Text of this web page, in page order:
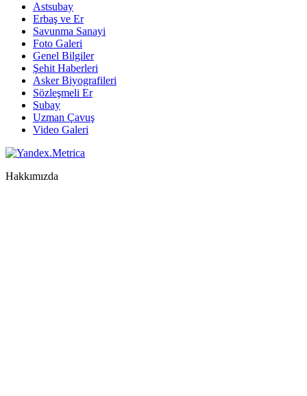
Astsubay
Erbaş ve Er
Savunma Sanayi
Foto Galeri
Genel Bilgiler
Şehit Haberleri
Asker Biyografileri
Sözleşmeli Er
Subay
Uzman Çavuş
Video Galeri
Hakkımızda